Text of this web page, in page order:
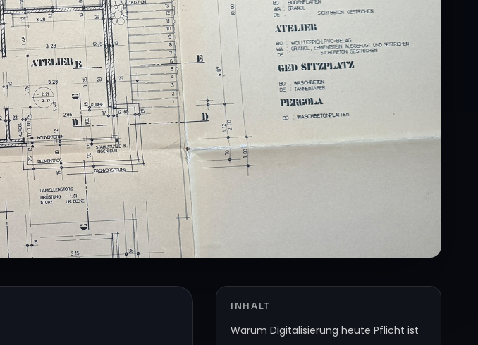
INHALT
Warum Digitalisierung heute Pflicht ist